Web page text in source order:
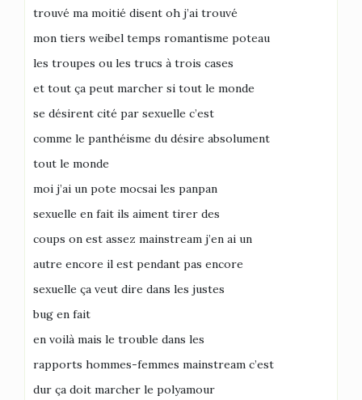
trouvé ma moitié disent oh j’ai trouvé
mon tiers weibel temps romantisme poteau
les troupes ou les trucs à trois cases
et tout ça peut marcher si tout le monde
se désirent cité par sexuelle c’est
comme le panthéisme du désire absolument
tout le monde
moi j’ai un pote mocsai les panpan
sexuelle en fait ils aiment tirer des
coups on est assez mainstream j’en ai un
autre encore il est pendant pas encore
sexuelle ça veut dire dans les justes
bug en fait
en voilà mais le trouble dans les
rapports hommes-femmes mainstream c’est
dur ça doit marcher le polyamour